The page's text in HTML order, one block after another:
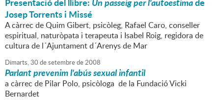
Presentació del llibre: Un passeig per l'autoestimade
Josep Torrents i Missé
A càrrec de Quim Gibert, psicòleg, Rafael Caro, conseller
espiritual, naturòpata i terapeuta i Isabel Roig, regidora de
cultura de l´Ajuntament d´Arenys de Mar
Dimarts,30 desetembrede2008
Parlant prevenim l'abús sexual infantil
a càrrec de Pilar Polo, psicòloga de la Fundació Vicki
Bernardet